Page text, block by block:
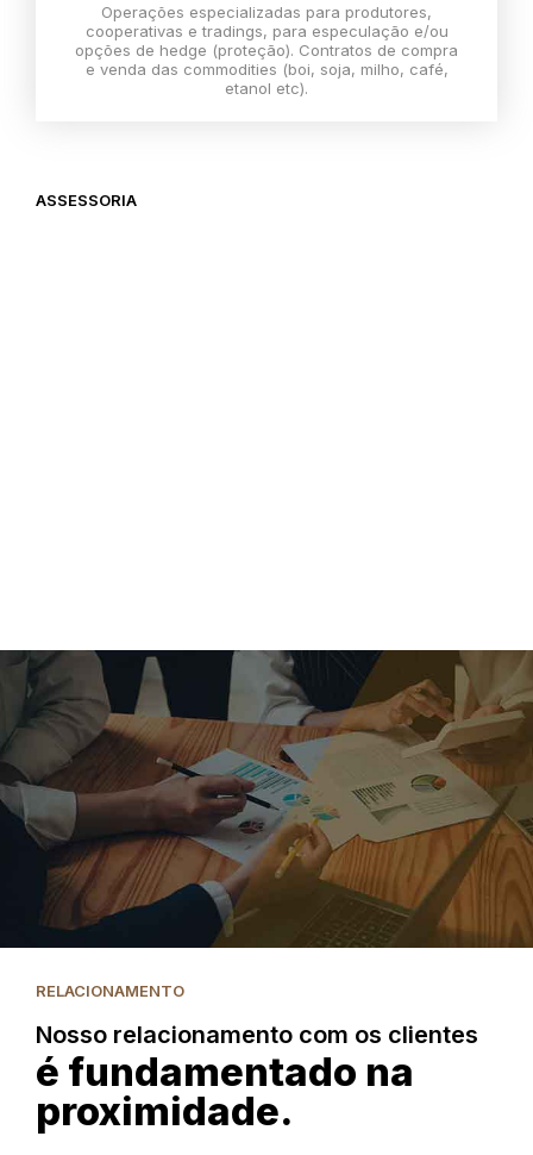
Operações especializadas para produtores,
cooperativas e tradings, para especulação e/ou
opções de hedge (proteção). Contratos de compra
e venda das commodities (boi, soja, milho, café,
etanol etc).
ASSESSORIA
RELACIONAMENTO
Nosso relacionamento com os clientes
é fundamentado na
proximidade.